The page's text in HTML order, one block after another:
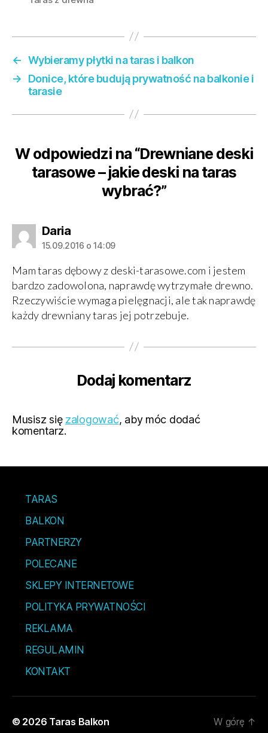
← Wybieramy płytki na taras i balkon
→
Donice, które budują prywatność na balkonie i
tarasie
W odpowiedzi na “Drewniane deski
tarasowe – jakie deski na taras
wybrać?”
Dariakomentarz:
15.09.2016 o 14:09
Mam taras dębowy z deski-tarasowe.com i jestem
bardzo zadowolona, naprawdę wytrzymałe drewno.
Rzeczywiście wymaga pielęgnacji, ale tak naprawdę
każdy drewniany taras jej potrzebuje.
Dodaj komentarz
Musisz się zalogować, aby móc dodać
komentarz.
TARAS
BALKON
PARTNERZY
POLECANE
SKLEPY INTERNETOWE
POLITYKA PRYWATNOŚCI
REKLAMA
REGULAMIN
KONTAKT
© 2026 Taras Balkon W górę ↑